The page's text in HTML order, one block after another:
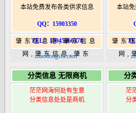
本站免费发布各类供求信息
QQ：15903350
TEL：15945066378
肇东信息港,肇东信息
网,肇东信息,肇东
港|www.zhaodongshi.com
zhaodongshi.com
本站
肇东
网,
港
分类信息 无限商机
茫茫网海何处有生意
分类信息处处是商机
分
茫
分